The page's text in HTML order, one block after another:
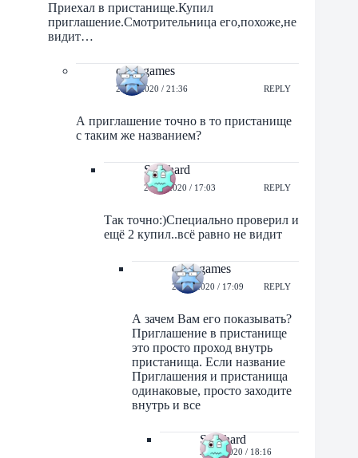
Приехал в пристанище.Купил
приглашение.Смотрительница его,похоже,не
видит…
orbit-games
22/11/2020 / 21:36 REPLY
А приглашение точно в то пристанище
с таким же названием?
Skorhard
23/11/2020 / 17:03 REPLY
Так точно:)Специально проверил и
ещё 2 купил..всё равно не видит
orbit-games
23/11/2020 / 17:09 REPLY
А зачем Вам его показывать?
Приглашение в пристанище
это просто проход внутрь
пристанища. Если название
Приглашения и пристанища
одинаковые, просто заходите
внутрь и все
Skorhard
23/11/2020 / 18:16